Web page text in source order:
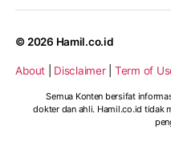
© 2026 Hamil.co.id
About Disclaimer| Term of
Semua Konten bersifat
dokter dan ahli. Hamil.co.id tidak